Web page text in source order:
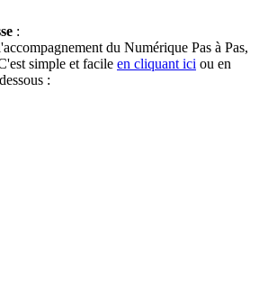
:
du Numérique Pas à Pas,
simple et facile en cliquant ici ou en
: